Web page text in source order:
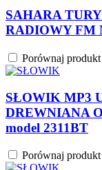
SAHARA
RADIOWY FM
Porównaj produkt
SŁOWIK MP3
DREWNIANA
model 2311BT
Porównaj produkt